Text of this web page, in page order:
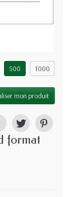
500 1000
mon produit
format